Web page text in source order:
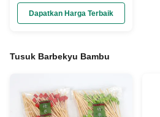
Dapatkan Harga Terbaik
Tusuk Barbekyu Bambu